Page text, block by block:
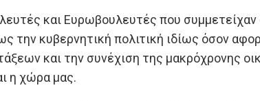
και Ευρωβουλευτές που
την κυβερνητική πολιτική ιδίως όσον
και την συνέχιση της μακρόχρονης
η χώρα μας.